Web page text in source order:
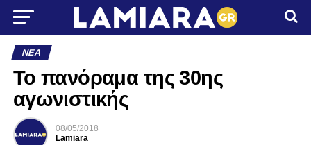
ΝΈΑ
Το πανόραμα της 30ης
αγωνιστικής
08/05/2018
Lamiara